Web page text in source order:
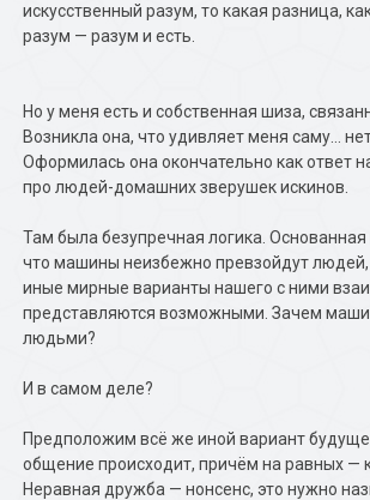
искусственный разум, то какая разница,
разум — разум и есть.
Но у меня есть и собственная шиза,
Возникла она, что удивляет меня саму…
Оформилась она окончательно как ответ
про людей-домашних зверушек искинов.
Там была безупречная логика.
что машины неизбежно превзойдут людей,
иные мирные варианты нашего с ними
представляются возможными. Зачем
людьми?
И в самом деле?
Предположим всё же иной вариант
общение происходит, причём на равных —
Неравная дружба — нонсенс, это нужно